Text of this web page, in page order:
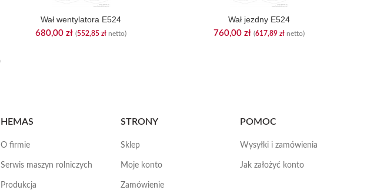
Wał wentylatora E524
680,00 zł (552,85 zł netto)
Wał jezdny E524
760,00 zł (617,89 zł netto)
HEMAS
O firmie
Serwis maszyn rolniczych
Produkcja
STRONY
Sklep
Moje konto
Zamówienie
POMOC
Wysyłki i zamówienia
Jak założyć konto